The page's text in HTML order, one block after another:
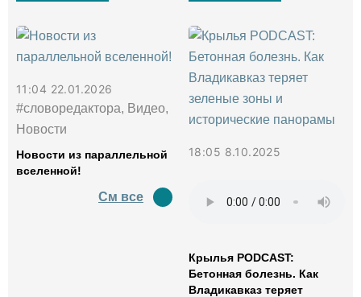
11:04 22.01.2026
#словоредактора, Видео,
Новости
Новости из параллельной
вселенной!
См все
18:05 8.10.2025
Крылья PODCAST:
Бетонная болезнь. Как
Владикавказ теряет